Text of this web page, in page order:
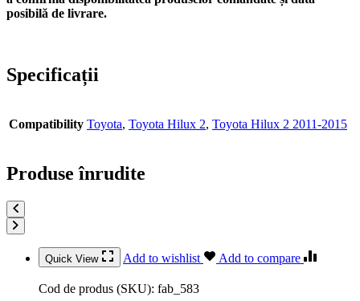
posibilă de livrare.
Specificații
Compatibility Toyota, Toyota Hilux 2, Toyota Hilux 2 2011-2015
Produse înrudite
Quick View Add to wishlist Add to compare
Cod de produs (SKU): fab_583